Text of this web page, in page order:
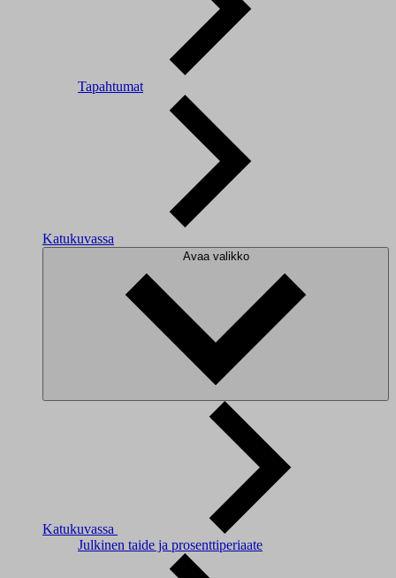
Tapahtumat
Katukuvassa
Avaa valikko
Katukuvassa
Julkinen taide ja prosenttiperiaate